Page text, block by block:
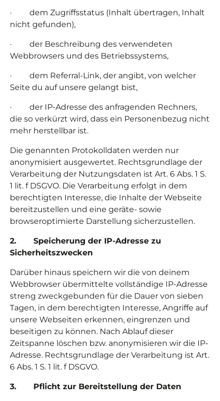
· dem Zugriffsstatus (Inhalt übertragen, Inhalt
nicht gefunden),
· der Beschreibung des verwendeten
Webbrowsers und des Betriebssystems,
· dem Referral-Link, der angibt, von welcher
Seite du auf unsere gelangt bist,
· der IP-Adresse des anfragenden Rechners,
die so verkürzt wird, dass ein Personenbezug nicht
mehr herstellbar ist.
Die genannten Protokolldaten werden nur
anonymisiert ausgewertet. Rechtsgrundlage der
Verarbeitung der Nutzungsdaten ist Art. 6 Abs. 1 S.
1 lit. f DSGVO. Die Verarbeitung erfolgt in dem
berechtigten Interesse, die Inhalte der Webseite
bereitzustellen und eine geräte- sowie
browseroptimierte Darstellung sicherzustellen.
2. Speicherung der IP-Adresse zu
Sicherheitszwecken
Darüber hinaus speichern wir die von deinem
Webbrowser übermittelte vollständige IP-Adresse
streng zweckgebunden für die Dauer von sieben
Tagen, in dem berechtigten Interesse, Angriffe auf
unsere Webseiten erkennen, eingrenzen und
beseitigen zu können. Nach Ablauf dieser
Zeitspanne löschen bzw. anonymisieren wir die IP-
Adresse. Rechtsgrundlage der Verarbeitung ist Art.
6 Abs. 1 S. 1 lit. f DSGVO.
3. Pflicht zur Bereitstellung der Daten